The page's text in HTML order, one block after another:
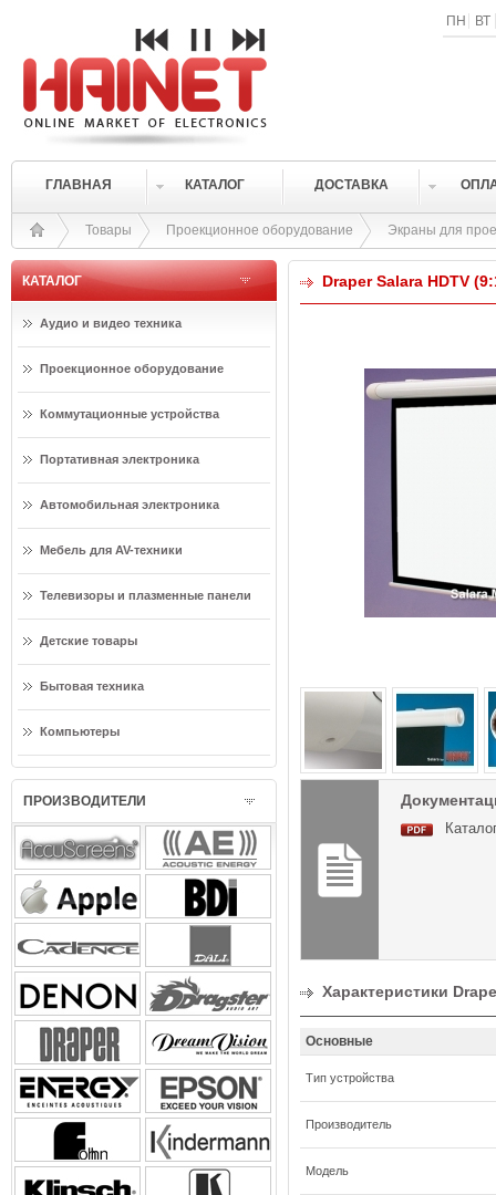
ПН ВТ
ГЛАВНАЯ КАТАЛОГ ДОСТАВКА
Товары Проекционное оборудование Экраны для
КАТАЛОГ
Аудио и видео техника
Проекционное оборудование
Коммутационные устройства
Портативная электроника
Автомобильная электроника
Мебель для AV-техники
Телевизоры и плазменные панели
Детские товары
Бытовая техника
Компьютеры
ПРОИЗВОДИТЕЛИ
Draper Salara HDTV
Характеристики
Основные
Тип устройства
Производитель
Модель